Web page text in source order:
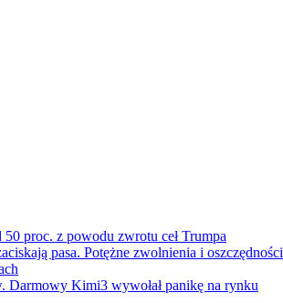
proc. z powodu zwrotu ceł Trumpa
pasa. Potężne zwolnienia i oszczędności
Darmowy Kimi3 wywołał panikę na rynku